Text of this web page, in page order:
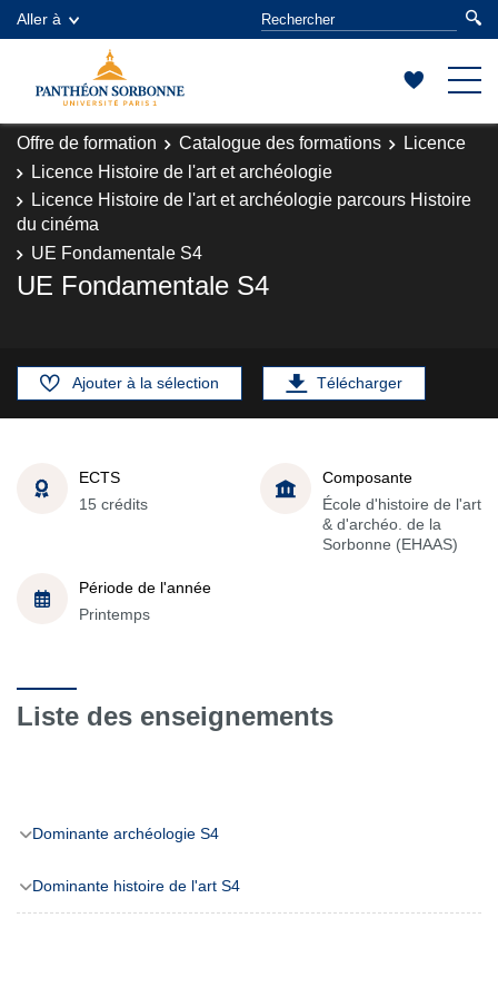
Aller à
Offre de formation Catalogue des formations
Licence
Licence Histoire de l'art et archéologie
Licence Histoire de l'art et archéologie parcours Histoire
du cinéma
UE Fondamentale S4
UE Fondamentale S4
Ajouter à la sélection Télécharger
ECTS
15 crédits
Composante
École d'histoire de l'art
& d'archéo. de la
Sorbonne (EHAAS)
Période de l'année
Printemps
Liste des enseignements
Dominante archéologie S4
Dominante histoire de l'art S4